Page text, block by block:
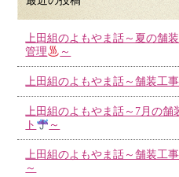
上田組のよもやま話～夏の舗
管理
～
上田組のよもやま話～舗装工
上田組のよもやま話～7月の舗
ト
～
上田組のよもやま話～舗装工
～